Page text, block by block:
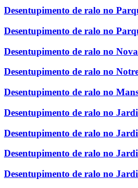
Desentupimento de ralo no
Desentupimento de ralo no
Desentupimento de ralo no
Desentupimento de ralo no
Desentupimento de ralo no
Desentupimento de ralo no
Desentupimento de ralo no
Desentupimento de ralo no
Desentupimento de ralo no